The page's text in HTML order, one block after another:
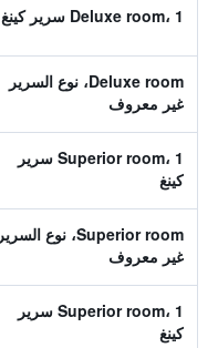
Deluxe room، 1 سرير كينغ
Deluxe room، نوع السرير
غير معروف
Superior room، 1 سرير
كينغ
Superior room، نوع السرير
غير معروف
Superior room، 1 سرير
كينغ